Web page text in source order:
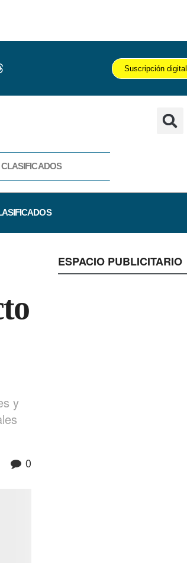
Suscripción digital
CLASIFICADOS
y
0
ESPACIO PUBLICITARIO